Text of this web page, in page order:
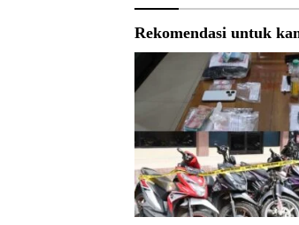
Rekomendasi untuk